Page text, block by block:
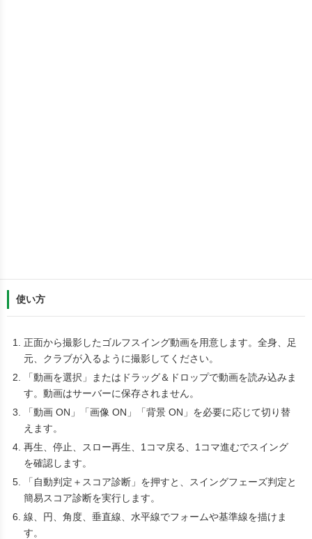
使い方
正面から撮影したゴルフスイング動画を用意します。全身、足
元、クラブが入るように撮影してください。
「動画を選択」またはドラッグ＆ドロップで動画を読み込みま
す。動画はサーバーに保存されません。
「動画 ON」「画像 ON」「背景 ON」を必要に応じて切り替
えます。
再生、停止、スロー再生、1コマ戻る、1コマ進むでスイング
を確認します。
「自動判定＋スコア診断」を押すと、スイングフェーズ判定と
簡易スコア診断を実行します。
線、円、角度、垂直線、水平線でフォームや基準線を描けま
す。